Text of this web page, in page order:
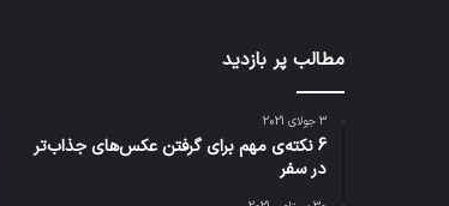
مطالب پر بازدید
3 جولای 2021
6 نکته‌ی مهم برای گرفتن عکس‌های جذاب‌تر
در سفر
اف‌ای‌تی‌اف
احتمال
در